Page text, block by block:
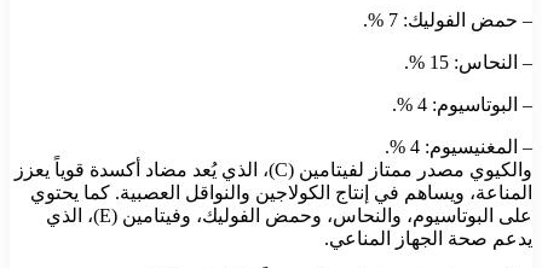
– حمض الفوليك: 7 %.
– النحاس: 15 %.
– البوتاسيوم: 4 %.
– المغنيسيوم: 4 %.
والكيوي مصدر ممتاز لفيتامين (C)، الذي يُعد مضاد أكسدة قوياً يعزز
المناعة، ويساهم في إنتاج الكولاجين والنواقل العصبية. كما يحتوي
على البوتاسيوم، والنحاس، وحمض الفوليك، وفيتامين (E)، الذي
يدعم صحة الجهاز المناعي.